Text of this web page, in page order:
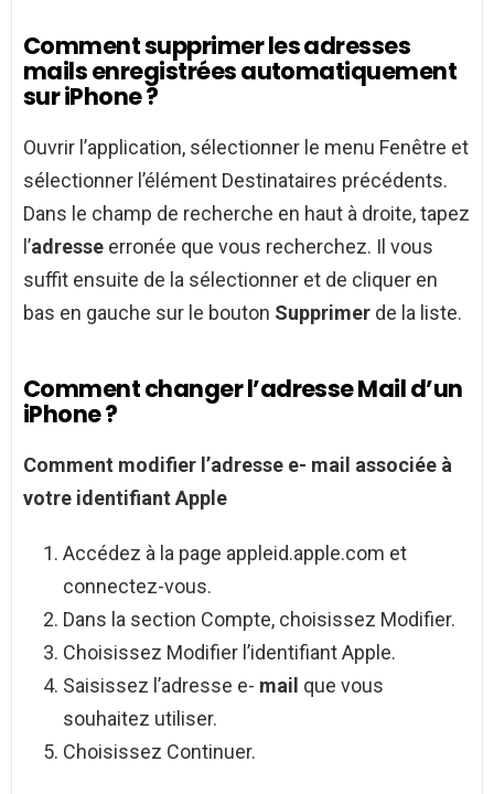
Comment supprimer les adresses
mails enregistrées automatiquement
sur iPhone ?
Ouvrir l’application, sélectionner le menu Fenêtre et
sélectionner l’élément Destinataires précédents.
Dans le champ de recherche en haut à droite, tapez
l’adresse erronée que vous recherchez. Il vous
suffit ensuite de la sélectionner et de cliquer en
bas en gauche sur le bouton Supprimer de la liste.
Comment changer l’adresse Mail d’un
iPhone ?
Comment modifier l’adresse e- mail associée à
votre identifiant Apple
Accédez à la page appleid.apple.com et
connectez-vous.
Dans la section Compte, choisissez Modifier.
Choisissez Modifier l’identifiant Apple.
Saisissez l’adresse e- mail que vous
souhaitez utiliser.
Choisissez Continuer.